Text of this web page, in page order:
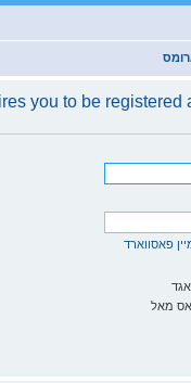
you to be registered
פאסווארד
מאל